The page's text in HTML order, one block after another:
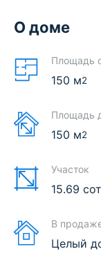
О доме
Площадь
150 м2
Площадь
150 м2
Участок
15.69
В
Целый